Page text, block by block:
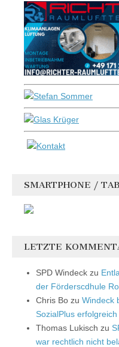
SMARTPHONE /
LETZTE
SPD Windeck zu
der Förderscdhule
Chris Bo zu Windeck
SozialPlus
Thomas Lukisch zu
war rechtlich nicht